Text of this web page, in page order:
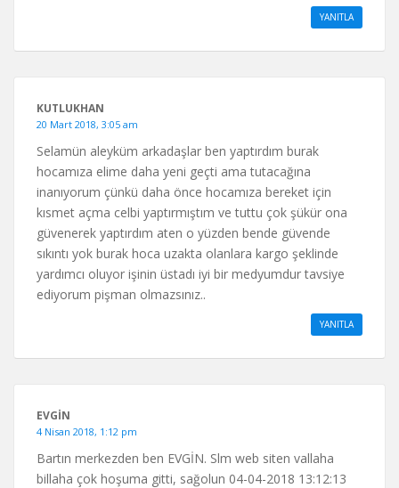
YANITLA
KUTLUKHAN
20 Mart 2018, 3:05 am
Selamün aleyküm arkadaşlar ben yaptırdım burak
hocamıza elime daha yeni geçti ama tutacağına
inanıyorum çünkü daha önce hocamıza bereket için
kısmet açma celbi yaptırmıştım ve tuttu çok şükür ona
güvenerek yaptırdım aten o yüzden bende güvende
sıkıntı yok burak hoca uzakta olanlara kargo şeklinde
yardımcı oluyor işinin üstadı iyi bir medyumdur tavsiye
ediyorum pişman olmazsınız..
YANITLA
EVGİN
4 Nisan 2018, 1:12 pm
Bartın merkezden ben EVGİN. Slm web siten vallaha
billaha çok hoşuma gitti, sağolun 04-04-2018 13:12:13